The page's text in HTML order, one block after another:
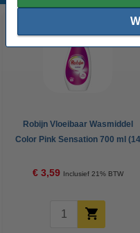
Robijn Vloeibaar Wasmiddel
Color Pink Sensation 700 ml (14
€ 3,59 Inclusief 21% BTW